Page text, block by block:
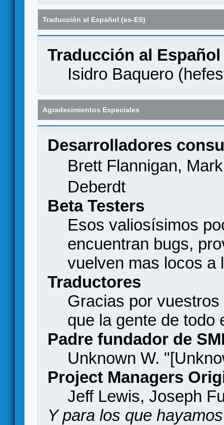
Traducción al Español (es-ES)
Traducción al Español
Isidro Baquero (
Agradecimientos Especiales
Desarrolladores
Brett Flannigan,
Deberdt
Beta Testers
Esos valiosísimos
encuentran bugs,
vuelven mas locos a
Traductores
Gracias por
que la gente de todo
Padre fundador de
Unknown W.
Project Managers
Jeff Lewis, Joseph
Y para los que